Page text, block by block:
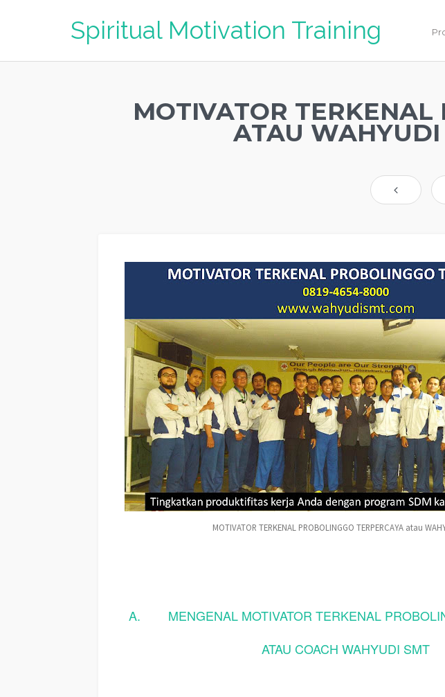
Spiritual Motivation Training
MOTIVATOR TERKENAL
ATAU
MOTIVATOR TERKENAL PROBOLINGGO TERPERCAYA atau
A.
MENGENAL MOTIVATOR TERKENAL
ATAU COACH WAHYUDI SMT